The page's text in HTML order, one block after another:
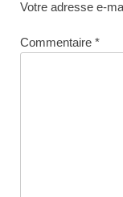
Votre adresse e-
Commentaire *